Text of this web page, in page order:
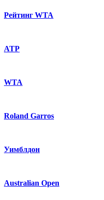
Рейтинг WTA
ATP
WTA
Roland Garros
Уимблдон
Australian Open